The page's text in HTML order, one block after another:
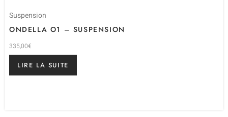
Suspension
ONDELLA O1 – SUSPENSION
335,00€
LIRE LA SUITE